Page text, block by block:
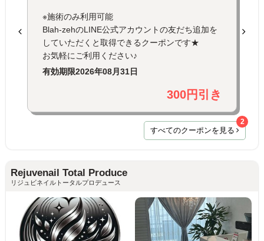
※施術のみ利用可能
Blah-zehのLINE公式アカウントの友だち追加を
していただくと取得できるクーポンです★
お気軽にご利用ください♪
有効期限2026年08月31日
300円引き
すべてのクーポンを見る
2
Rejuvenail Total Produce
リジュビネイルトータルプロデュース